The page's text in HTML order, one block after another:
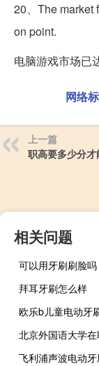
20、The market
on point.
电脑游戏市场已
网络
上一篇
职高要多少分
相关问题
可以用牙刷刷脸吗
拜耳牙刷怎么样
欧乐b儿童电动牙
飞利浦声波电动